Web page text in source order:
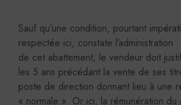
Sauf qu’une condition, pourtant
respectée ici, constate l’administration
de cet abattement, le vendeur doit
les 5 ans précédant la vente de ses
poste de direction donnant lieu à une
« normale ». Or ici, la rémunération du